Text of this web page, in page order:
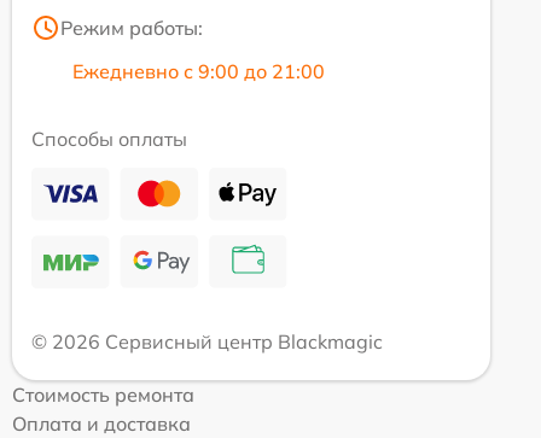
Режим работы:
Ежедневно с 9:00 до 21:00
Способы оплаты
© 2026 Сервисный центр Blackmagic
Стоимость ремонта
Оплата и доставка